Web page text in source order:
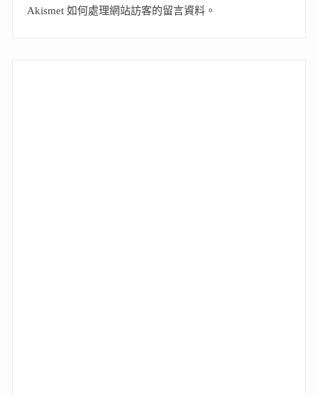
Akismet 如何處理網站訪客的留言資料 。